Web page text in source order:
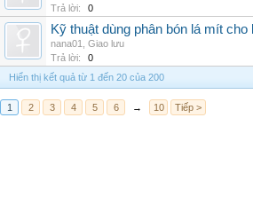
Trả lời:
0
Kỹ thuật dùng phân bón lá mít cho
nana01
Giao lưu
Trả lời:
0
Hiển thị kết quả từ 1 đến 20 của 200
1 2 3 4 5 6 → 10 Tiếp >